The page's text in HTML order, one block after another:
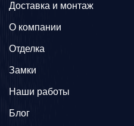
Доставка и монтаж
О компании
Отделка
Замки
Наши работы
Блог